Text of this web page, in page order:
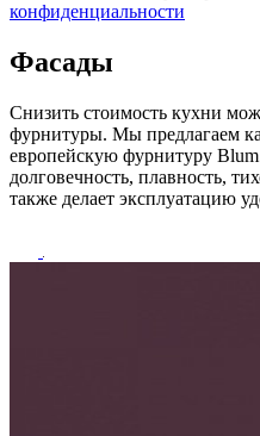
конфиденциальности
Фасады
Снизить стоимость кухни
фурнитуры. Мы предлагаем
европейскую фурнитуру
долговечность, плавность,
также делает эксплуатацию